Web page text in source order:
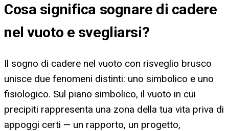
Cosa significa sognare di cadere
nel vuoto e svegliarsi?
Il sogno di cadere nel vuoto con risveglio brusco
unisce due fenomeni distinti: uno simbolico e uno
fisiologico. Sul piano simbolico, il vuoto in cui
precipiti rappresenta una zona della tua vita priva di
appoggi certi — un rapporto, un progetto,